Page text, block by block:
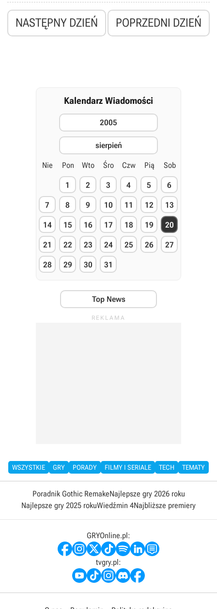
miał ukazać się pod koniec sierpnia został przełożony na bliżej
nieokreśloną przyszłość.
NASTĘPNY DZIEŃ POPRZEDNI DZIEŃ
Kalendarz Wiadomości
2005
sierpień
Nie Pon Wto Śro Czw Pią Sob
1 2 3 4 5 6
7 8 9 10 11 12 13
14 15 16 17 18 19 20
21 22 23 24 25 26 27
28 29 30 31
Top News
WSZYSTKIE GRY PORADY FILMY I SERIALE TECH TEMATY
Poradnik Gothic RemakeNajlepsze gry 2026 roku
Najlepsze gry 2025 rokuWiedźmin 4Najbliższe premiery
GRYOnline.pl:
tvgry.pl: